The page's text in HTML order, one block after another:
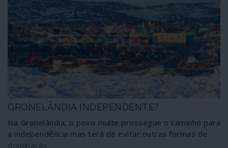
americana em relação à Venezuela e à América Latina
em geral. Em poucos dias a União Europeia associou-se
a processos de rapina das riquezas pesqueiras do
território ocupado do Saara Ocidental e aos bens
petrolíferos e em ouro do povo da Venezuela. Por
alguma razão os regimes terroristas de Marrocos e de
Israel e as práticas fascistas de Juan Guaidó são
"democracias" preferidas de Bruxelas e de Lisboa, não
apenas por arrastamento.
GRONELÂNDIA INDEPENDENTE?
Na Gronelândia, o povo Inuíte prossegue o caminho para
a independência mas terá de evitar outras formas de
dominação